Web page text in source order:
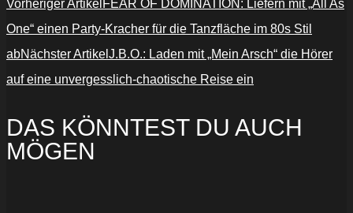
Vorheriger Artikel FEAR OF DOMINATION: Liefern mit „All As
One“ einen Party-Kracher für die Tanzfläche im 80s Stil
abNächster Artikel J.B.O.: Laden mit „Mein Arsch“ die Hörer
auf eine unvergesslich-chaotische Reise ein
DAS KÖNNTEST DU AUCH
MÖGEN